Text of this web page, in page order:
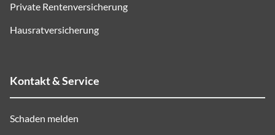
Private Rentenversicherung
Hausratversicherung
Kontakt & Service
Schaden melden